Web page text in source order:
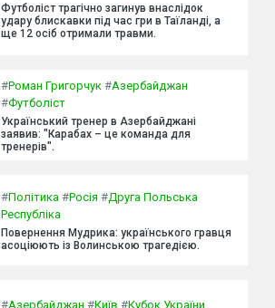
Футболіст трагічно загинув внаслідок
удару блискавки під час гри в Таїланді, а
ще 12 осіб отримали травми.
#Роман Григорчук #Азербайджан
#Футболіст
Український тренер в Азербайджані
заявив: "Карабах – це команда для
тренерів".
#Політика #Росія #Друга Польська
Республіка
Повернення Мудрика: українського гравця
асоціюють із Волинською трагедією.
#Азербайджан #Київ #Кубок України